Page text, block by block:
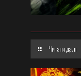
Читати далі